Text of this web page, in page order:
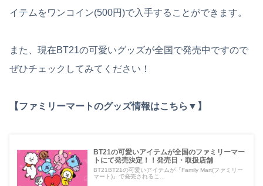
イテムをワンコイン(500円)で入手することができます。
また、現在BT21の可愛いグッズが全国で発売中ですので
ぜひチェックしてみてください！
【ファミリーマートのグッズ情報はこちら▼】
BT21の可愛いアイテムが全国のファミリーマー
トにて発売決定！！発売日・取扱店舗
BT21BT21の可愛いアイテムが『Family Mart(ファミリー
マート)』で発売されるこ...